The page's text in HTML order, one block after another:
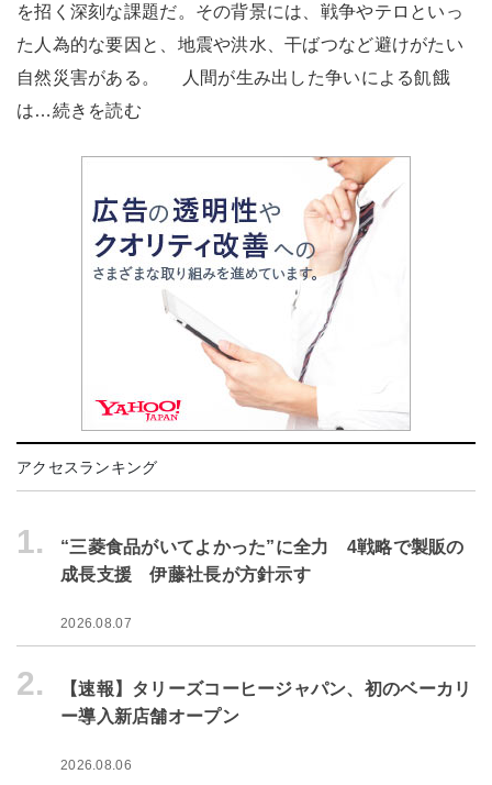
を招く深刻な課題だ。その背景には、戦争やテロといっ
た人為的な要因と、地震や洪水、干ばつなど避けがたい
自然災害がある。 人間が生み出した争いによる飢餓
は…続きを読む
アクセスランキング
1.
“三菱食品がいてよかった”に全力 4戦略で製販の
成長支援 伊藤社長が方針示す
2026.08.07
2.
【速報】タリーズコーヒージャパン、初のベーカリ
ー導入新店舗オープン
2026.08.06